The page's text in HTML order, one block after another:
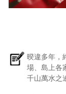
暌違多年，
場、島上各
千山萬水之